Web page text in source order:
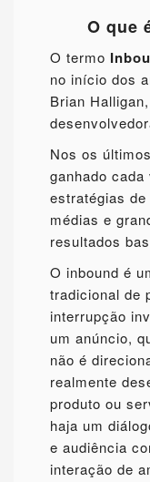
O que
O termo
no início dos
Brian
Nos os
ganhado
estratégias
médias e
resultados
O inbound é
tradicional de
interrupção
um anúncio,
não é
realmente
produto ou
haja um
e audiência
interação de